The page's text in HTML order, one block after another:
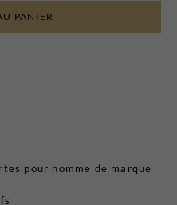
PANIER
pour homme de marque